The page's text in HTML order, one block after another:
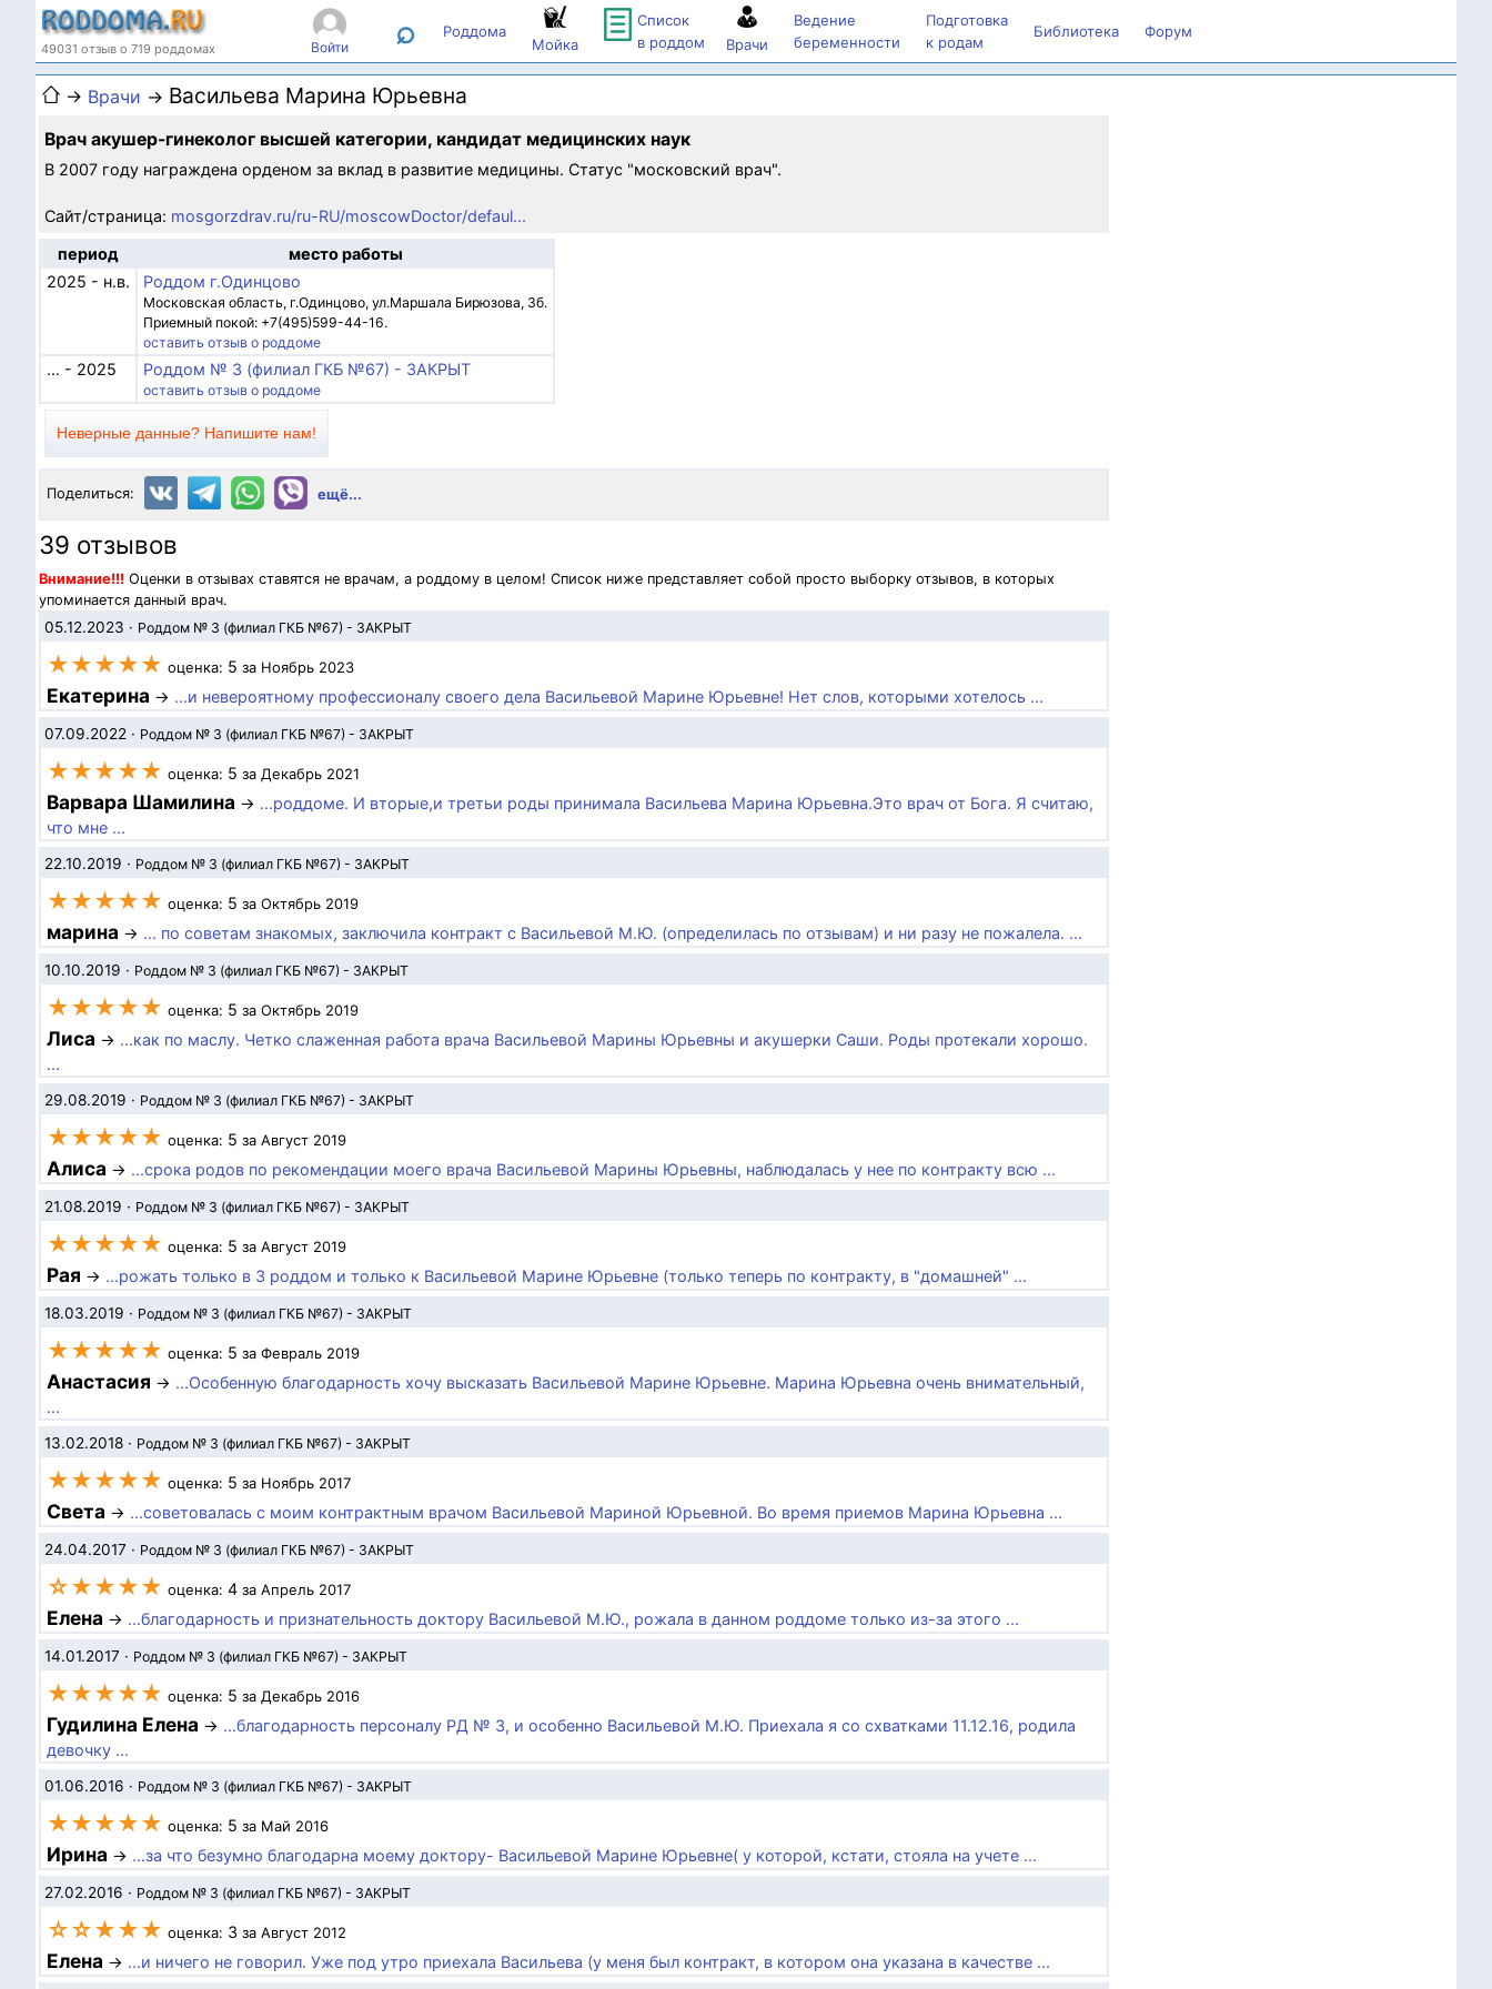
49031 отзыв о 719 роддомах Войти ⌕ Роддома
Мойка
Список
в роддом
Врачи
Ведение
беременности
Подготовка
к родам
Библиотека Форум
→ Врачи → Васильева Марина Юрьевна
Врач акушер-гинеколог высшей категории, кандидат медицинских наук
В 2007 году награждена орденом за вклад в развитие медицины. Статус "московский врач".
Сайт/страница: mosgorzdrav.ru/ru-RU/moscowDoctor/defaul...
период
место работы
2025 - н.в.
Роддом г.Одинцово
Московская область, г.Одинцово, ул.Маршала Бирюзова, 3б.
Приемный покой: +7(495)599-44-16.
оставить отзыв о роддоме
... - 2025 Роддом № 3 (филиал ГКБ №67) - ЗАКРЫТ
оставить отзыв о роддоме
Неверные данные? Напишите нам!
Поделиться: ещё...
39 отзывов
Внимание!!! Оценки в отзывах ставятся не врачам, а роддому в целом! Список ниже представляет собой просто выборку отзывов, в которых
упоминается данный врач.
05.12.2023 · Роддом № 3 (филиал ГКБ №67) - ЗАКРЫТ
★★★★★ оценка: 5 за Ноябрь 2023
Екатерина → ...и невероятному профессионалу своего дела Васильевой Марине Юрьевне! Нет слов, которыми хотелось ...
07.09.2022 · Роддом № 3 (филиал ГКБ №67) - ЗАКРЫТ
★★★★★ оценка: 5 за Декабрь 2021
Варвара Шамилина → ...роддоме. И вторые,и третьи роды принимала Васильева Марина Юрьевна.Это врач от Бога. Я считаю,
что мне ...
22.10.2019 · Роддом № 3 (филиал ГКБ №67) - ЗАКРЫТ
★★★★★ оценка: 5 за Октябрь 2019
марина → ... по советам знакомых, заключила контракт с Васильевой М.Ю. (определилась по отзывам) и ни разу не пожалела. ...
10.10.2019 · Роддом № 3 (филиал ГКБ №67) - ЗАКРЫТ
★★★★★ оценка: 5 за Октябрь 2019
Лиса → ...как по маслу. Четко слаженная работа врача Васильевой Марины Юрьевны и акушерки Саши. Роды протекали хорошо.
...
29.08.2019 · Роддом № 3 (филиал ГКБ №67) - ЗАКРЫТ
★★★★★ оценка: 5 за Август 2019
Алиса → ...срока родов по рекомендации моего врача Васильевой Марины Юрьевны, наблюдалась у нее по контракту всю ...
21.08.2019 · Роддом № 3 (филиал ГКБ №67) - ЗАКРЫТ
★★★★★ оценка: 5 за Август 2019
Рая → ...рожать только в 3 роддом и только к Васильевой Марине Юрьевне (только теперь по контракту, в "домашней" ...
18.03.2019 · Роддом № 3 (филиал ГКБ №67) - ЗАКРЫТ
★★★★★ оценка: 5 за Февраль 2019
Анастасия → ...Особенную благодарность хочу высказать Васильевой Марине Юрьевне. Марина Юрьевна очень внимательный,
...
13.02.2018 · Роддом № 3 (филиал ГКБ №67) - ЗАКРЫТ
★★★★★ оценка: 5 за Ноябрь 2017
Света → ...советовалась с моим контрактным врачом Васильевой Мариной Юрьевной. Во время приемов Марина Юрьевна ...
24.04.2017 · Роддом № 3 (филиал ГКБ №67) - ЗАКРЫТ
☆★★★★ оценка: 4 за Апрель 2017
Елена → ...благодарность и признательность доктору Васильевой М.Ю., рожала в данном роддоме только из-за этого ...
14.01.2017 · Роддом № 3 (филиал ГКБ №67) - ЗАКРЫТ
★★★★★ оценка: 5 за Декабрь 2016
Гудилина Елена → ...благодарность персоналу РД № 3, и особенно Васильевой М.Ю. Приехала я со схватками 11.12.16, родила
девочку ...
01.06.2016 · Роддом № 3 (филиал ГКБ №67) - ЗАКРЫТ
★★★★★ оценка: 5 за Май 2016
Ирина → ...за что безумно благодарна моему доктору- Васильевой Марине Юрьевне( у которой, кстати, стояла на учете ...
27.02.2016 · Роддом № 3 (филиал ГКБ №67) - ЗАКРЫТ
☆☆★★★ оценка: 3 за Август 2012
Елена → ...и ничего не говорил. Уже под утро приехала Васильева (у меня был контракт, в котором она указана в качестве ...